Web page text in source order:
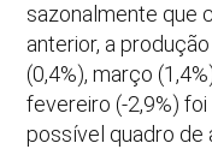
sazonalmente que
anterior, a
(0,4%), março
fevereiro (-2,9%)
possível quadro de